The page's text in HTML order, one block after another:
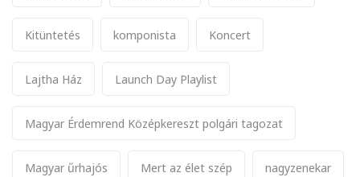
Kitüntetés komponista Koncert
Lajtha Ház Launch Day Playlist
Magyar Érdemrend Középkereszt polgári tagozat
Magyar űrhajós Mert az élet szép nagyzenekar